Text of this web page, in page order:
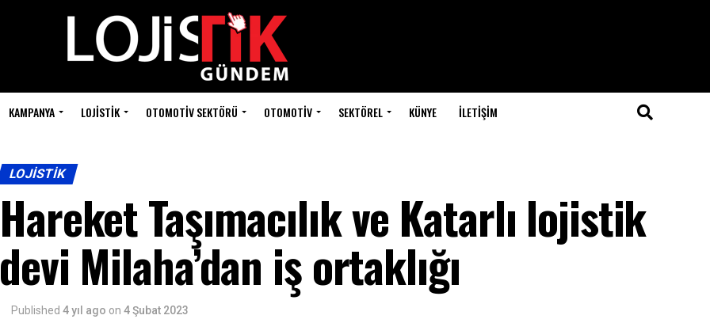
KAMPANYA LOJISTIK OTOMOTIV SEKTÖRÜ OTOMOTIV SEKTÖREL KÜNYE İLETIŞIM
LOJISTIK
Hareket Taşımacılık ve Katarlı lojistik
devi Milaha’dan iş ortaklığı
Published 4 yıl ago on 4 Şubat 2023